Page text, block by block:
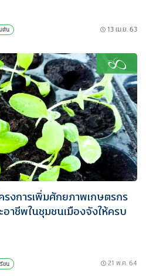
ต้น 13 เม.ย. 63
รงการเพิ่มศักยภาพเกษตรกร
าชีพในชุมชนเมืองจังให้ครบ
ยน 21 พ.ค. 64